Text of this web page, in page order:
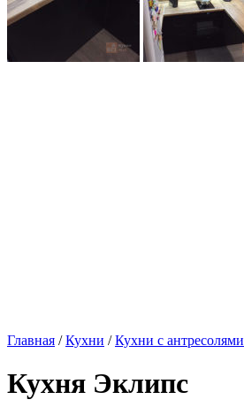
Главная /Кухни /Кухни с антресолями
Кухня Эклипс